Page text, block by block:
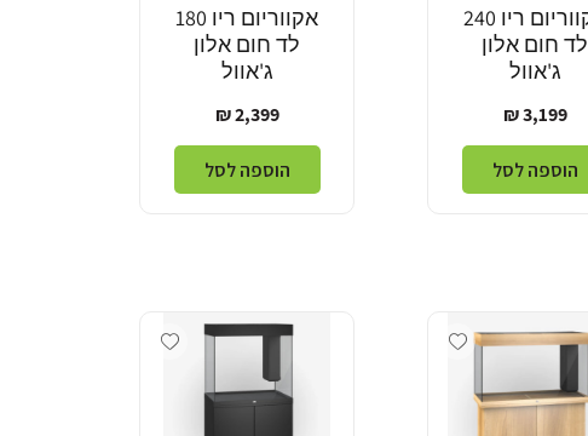
אקווריום ריו 240
לד חום אלון
ג'אוול
מחיר
רגיל
3,199 ₪
הוספה לסל
אקווריום ריו 180
לד חום אלון
ג'אוול
מחיר
רגיל
2,399 ₪
הוספה לסל
Add wishlist
Add wishlist